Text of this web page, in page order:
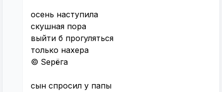
осень наступила
скушная пора
выйти б прогуляться
только нахера
© Sерёга
сын спросил у папы